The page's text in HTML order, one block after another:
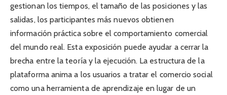
gestionan los tiempos, el tamaño de las posiciones y las
salidas, los participantes más nuevos obtienen
información práctica sobre el comportamiento comercial
del mundo real. Esta exposición puede ayudar a cerrar la
brecha entre la teoría y la ejecución. La estructura de la
plataforma anima a los usuarios a tratar el comercio social
como una herramienta de aprendizaje en lugar de un